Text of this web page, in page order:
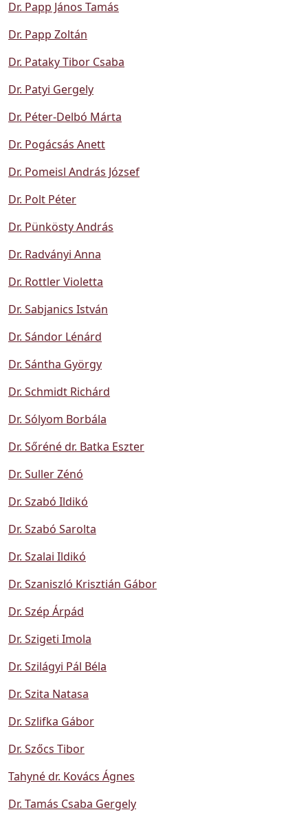
Dr. Papp János Tamás
Dr. Papp Zoltán
Dr. Pataky Tibor Csaba
Dr. Patyi Gergely
Dr. Péter-Delbó Márta
Dr. Pogácsás Anett
Dr. Pomeisl András József
Dr. Polt Péter
Dr. Pünkösty András
Dr. Radványi Anna
Dr. Rottler Violetta
Dr. Sabjanics István
Dr. Sándor Lénárd
Dr. Sántha György
Dr. Schmidt Richárd
Dr. Sólyom Borbála
Dr. Sőréné dr. Batka Eszter
Dr. Suller Zénó
Dr. Szabó Ildikó
Dr. Szabó Sarolta
Dr. Szalai Ildikó
Dr. Szaniszló Krisztián Gábor
Dr. Szép Árpád
Dr. Szigeti Imola
Dr. Szilágyi Pál Béla
Dr. Szita Natasa
Dr. Szlifka Gábor
Dr. Szőcs Tibor
Tahyné dr. Kovács Ágnes
Dr. Tamás Csaba Gergely